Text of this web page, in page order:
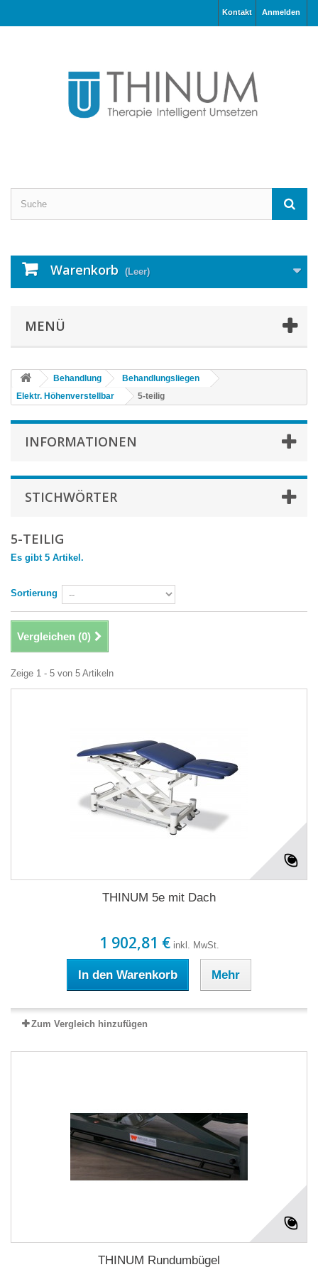
Anmelden
Kontakt
Warenkorb (Leer)
MENÜ
Behandlung
Behandlungsliegen
Elektr. Höhenverstellbar
5-teilig
INFORMATIONEN
STICHWÖRTER
5-TEILIG
Es gibt 5 Artikel.
Sortierung
Vergleichen (0)
Zeige 1 - 5 von 5 Artikeln
THINUM 5e mit Dach
1 902,81 €inkl. MwSt.
In den Warenkorb Mehr
Zum Vergleich hinzufügen
THINUM Rundumbügel